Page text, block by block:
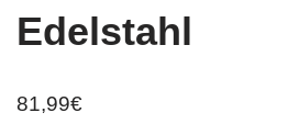
Edelstahl
81,99€